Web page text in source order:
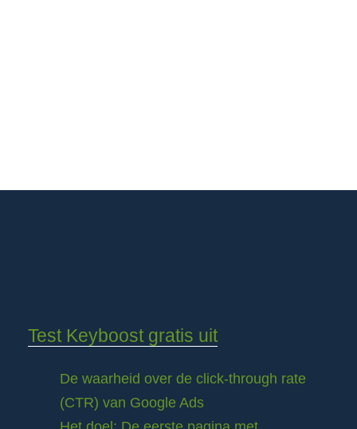
Test Keyboost gratis uit
De waarheid over de click-through rate
(CTR) van Google Ads